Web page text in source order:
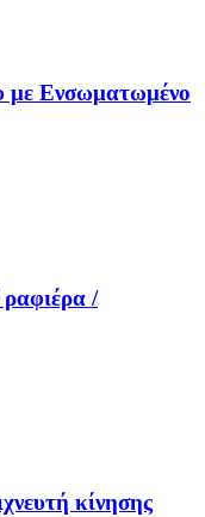
με Ενσωματωμένο
/
κίνησης